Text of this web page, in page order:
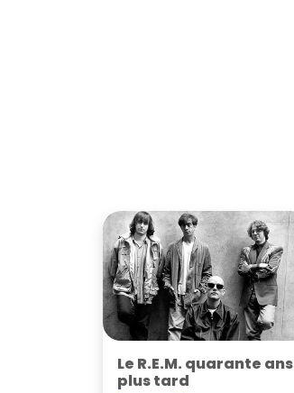
Le R.E.M. quarante ans
plus tard